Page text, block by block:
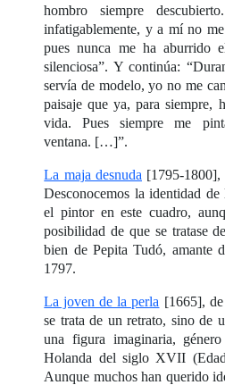
hombro siempre
infatigablemente, y a mí no
pues nunca me ha aburrido
silenciosa”. Y continúa:
servía de modelo, yo no me
paisaje que ya, para siempre,
vida. Pues siempre me
ventana. […]”.
La maja desnuda [1795-1800],
Desconocemos la identidad
el pintor en este cuadro,
posibilidad de que se tratase
bien de Pepita Tudó, amante
1797.
La joven de la perla [1665],
se trata de un retrato, sino de
una figura imaginaria,
Holanda del siglo XVII
Aunque muchos han querido